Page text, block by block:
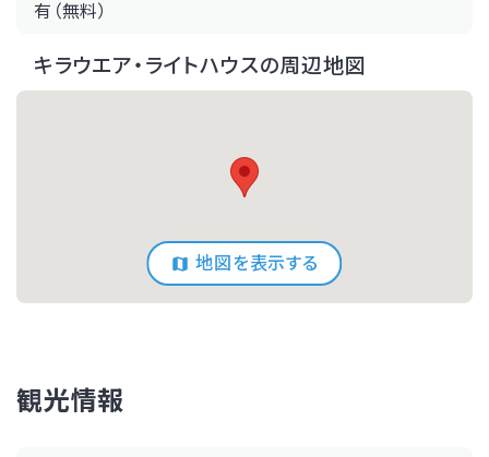
有（無料）
キラウエア・ライトハウスの周辺地図
地図を表示する
観光情報